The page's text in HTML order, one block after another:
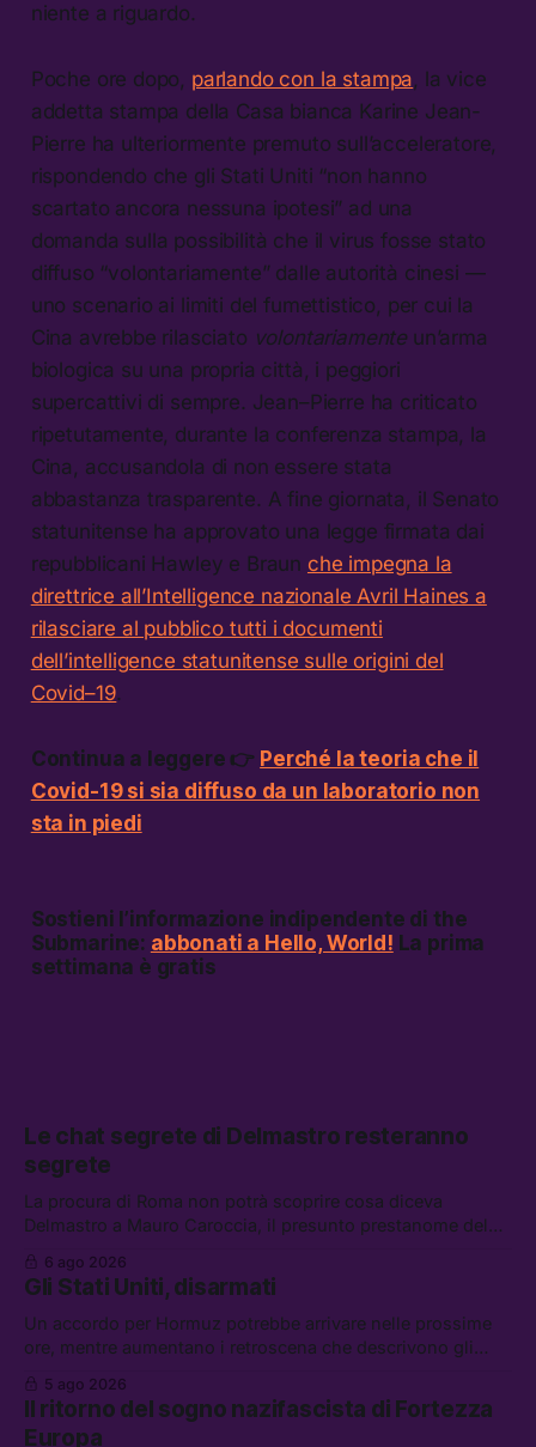
niente a riguardo.
Poche ore dopo, parlando con la stampa, la vice
addetta stampa della Casa bianca Karine Jean-
Pierre ha ulteriormente premuto sull’acceleratore,
rispondendo che gli Stati Uniti “non hanno
scartato ancora nessuna ipotesi” ad una
domanda sulla possibilità che il virus fosse stato
diffuso “volontariamente” dalle autorità cinesi —
uno scenario ai limiti del fumettistico, per cui la
Cina avrebbe rilasciato volontariamente un’arma
biologica su una propria città, i peggiori
supercattivi di sempre. Jean–Pierre ha criticato
ripetutamente, durante la conferenza stampa, la
Cina, accusandola di non essere stata
abbastanza trasparente. A fine giornata, il Senato
statunitense ha approvato una legge firmata dai
repubblicani Hawley e Braun che impegna la
direttrice all’Intelligence nazionale Avril Haines a
rilasciare al pubblico tutti i documenti
dell’intelligence statunitense sulle origini del
Covid–19.
Continua a leggere 👉 Perché la teoria che il
Covid-19 si sia diffuso da un laboratorio non
sta in piedi
Sostieni l’informazione indipendente di the
Submarine: abbonati a Hello, World! La prima
settimana è gratis
Le chat segrete di Delmastro resteranno
segrete
La procura di Roma non potrà scoprire cosa diceva
Delmastro a Mauro Caroccia, il presunto prestanome del
attacchi in Libano, il governo chiederà 36 miliardi di
flessibilità in armi e energia, e Grokipedia è già stata
abbandonata
6 ago 2026
Gli Stati Uniti, disarmati
Un accordo per Hormuz potrebbe arrivare nelle prossime
ore, mentre aumentano i retroscena che descrivono gli
chi aspetta i dispersi di Ceuta, il boom dei carburanti
diluiti, e quanti attivisti anti data center sono stati arrestati
5 ago 2026
Il ritorno del sogno nazifascista di Fortezza
Europa